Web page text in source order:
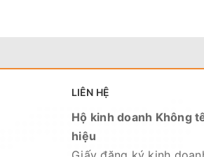
LIÊN HỆ
Hộ kinh doanh Không
hiệu